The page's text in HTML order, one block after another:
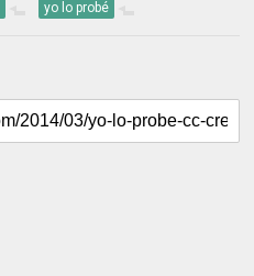
yo lo probé